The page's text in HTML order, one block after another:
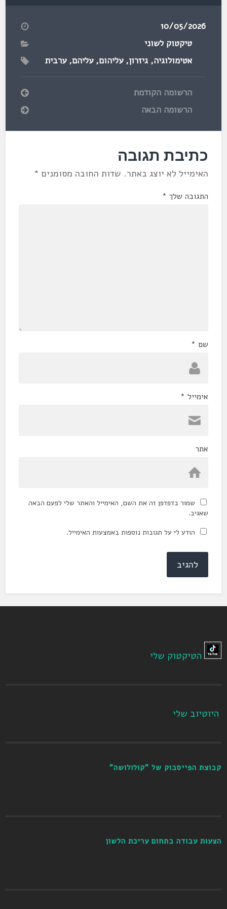
10/05/2026
טיקטוק לשוני
אטימולוגיה,גיזרון,עליהום,עליהם,ערבית
הרשומה הקודמת
הרשומה הבאה
כתיבת תגובה
האימייל לא יוצג באתר. שדות החובה מסומנים *
התגובה שלך *
שם *
אימייל *
אתר
שמור בדפדפן זה את השם, האימייל והאתר שלי לפעם הבאה
שאגיב.
הודע לי על תגובות נוספות באמצעות האימייל.
הטיקטוק שלי
היוטיוב שלי
קבוצת הפייסבוק של "קולולושה"
הצעות עבודה בתחום עריכת הלשון